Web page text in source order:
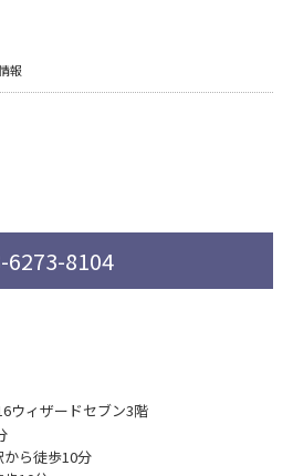
報
6273-8104
ウィザードセブン3階
ら徒歩10分